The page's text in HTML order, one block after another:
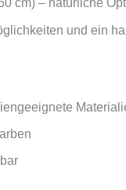
cm) – natürliche
und ein